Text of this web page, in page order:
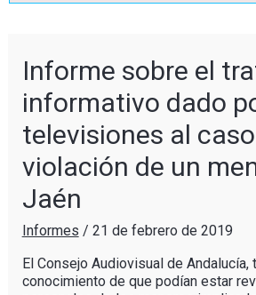
Informe sobre el
informativo dado
televisiones al
violación de un
Jaén
Informes / 21 de febrero de 2019
El Consejo Audiovisual de Andalucía,
conocimiento de que podían estar